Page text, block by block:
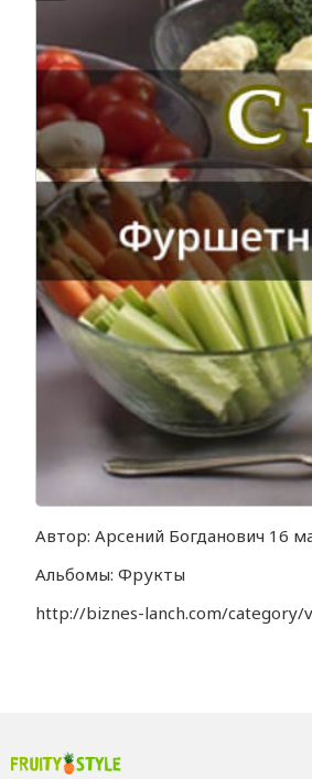
Автор:Арсений Богданович 16
Альбомы:Фрукты
http://biznes-lanch.com/